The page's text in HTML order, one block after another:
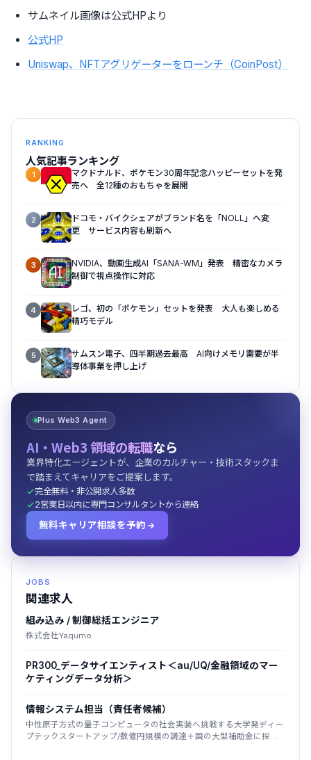
サムネイル画像は公式HPより
公式HP
Uniswap、NFTアグリゲーターをローンチ（CoinPost）
RANKING
人気記事ランキング
1
マクドナルド、ポケモン30周年記念ハッピーセットを発
売へ 全12種のおもちゃを展開
2
ドコモ・バイクシェアがブランド名を「NOLL」へ変
更 サービス内容も刷新へ
3
NVIDIA、動画生成AI「SANA-WM」発表 精密なカメラ
制御で視点操作に対応
4
レゴ、初の「ポケモン」セットを発表 大人も楽しめる
精巧モデル
5
サムスン電子、四半期過去最高 AI向けメモリ需要が半
導体事業を押し上げ
Plus Web3 Agent
AI・Web3 領域の転職なら
業界特化エージェントが、企業のカルチャー・技術スタックま
で踏まえてキャリアをご提案します。
完全無料・非公開求人多数
2営業日以内に専門コンサルタントから連絡
無料キャリア相談を予約
JOBS
関連求人
組み込み / 制御総括エンジニア
株式会社Yaqumo
PR300_データサイエンティスト＜au/UQ/金融領域のマー
ケティングデータ分析＞
情報システム担当（責任者候補）
中性原子方式の量子コンピュータの社会実装へ挑戦する大学発ディー
プテックスタートアップ/数億円規模の調達＋国の大型補助金に採